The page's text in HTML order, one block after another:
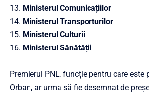
13. Ministerul Comunicațiilor
14. Ministerul Transporturilor
15. Ministerul Culturii
16. Ministerul Sănătății
Premierul PNL, funcție pentru care este
Orban, ar urma să fie desemnat de